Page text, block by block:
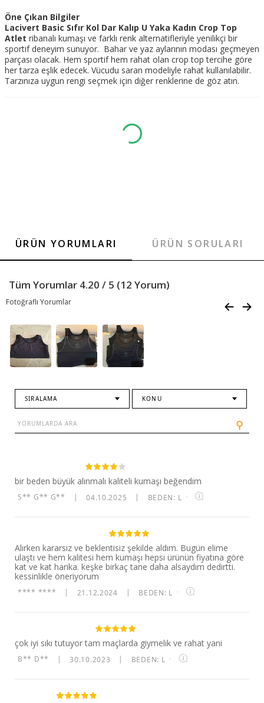
Öne Çıkan Bilgiler
Lacivert Basic Sıfır Kol Dar Kalıp U Yaka Kadın Crop Top
Atlet ribanalı kumaşı ve farklı renk alternatifleriyle yenilikçi bir
sportif deneyim sunuyor. Bahar ve yaz aylarının modası geçmeyen
parçası olacak. Hem sportif hem rahat olan crop top tercihe göre
her tarza eşlik edecek. Vücudu saran modeliyle rahat kullanılabilir.
Tarzınıza uygun rengi seçmek için diğer renklerine de göz atın.
ÜRÜN YORUMLARI ÜRÜN SORULARI
Tüm Yorumlar 4.20 / 5 (12 Yorum)
Fotoğraflı Yorumlar
SIRALAMA KONU
⚲
bir beden büyük alınmalı kaliteli kumaşı beğendim
S** G** G** 04.10.2025 BEDEN: L ·
Alırken kararsız ve beklentisiz şekilde aldım. Bugün elime
ulaştı ve hem kalitesi hem kumaşı hepsi ürünün fiyatına göre
kat ve kat harika. keşke birkaç tane daha alsaydım dedirtti.
kessinlikle öneriyorum
**** **** 21.12.2024 BEDEN: L ·
çok iyi sıkı tutuyor tam maçlarda giymelik ve rahat yani
B** D** 30.10.2023 BEDEN: L ·